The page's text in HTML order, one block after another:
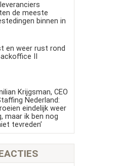
de meeste
binnen in
en weer rust rond
II
Krijgsman, CEO
Nederland:
eindelijk weer
maar ik ben nog
tevreden’